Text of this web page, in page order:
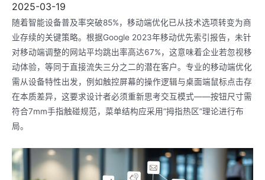
2025-03-19
随着智能设备普及率突破85%，移动端优化已从技术选项转变为商
业存续的关键策略。根据Google 2023年移动优先索引报告，未针
对移动端调整的网站平均跳出率高达67%，这意味着企业若忽视移
动体验，等同于直接流失三分之二的潜在客户。专业的移动端优化
需从设备特性出发，例如触控屏幕的操作逻辑与桌面端鼠标点击存
在本质差异，这要求设计者必须重新思考交互模式——按钮尺寸需
符合7mm手指触碰规范，菜单结构应采用”拇指热区”理论进行布
局。